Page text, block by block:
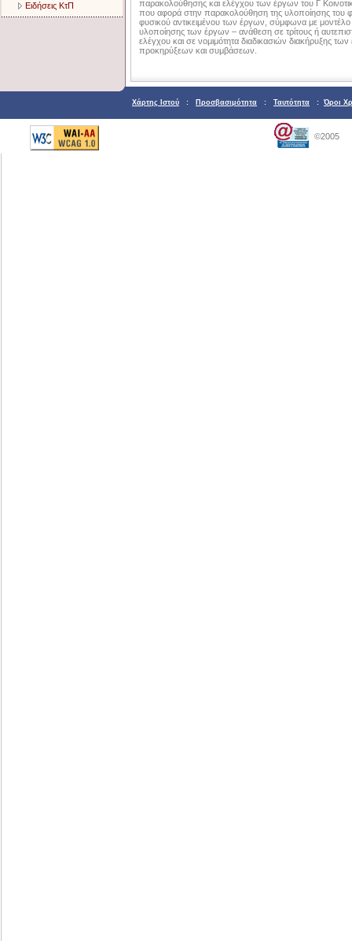
Ειδήσεις ΚτΠ
παρακολούθησης και ελέγχου των έργων του Γ
που αφορά στην παρακολούθηση της υλοποίησης του
φυσικού αντικειμένου των έργων, σύμφωνα με
υλοποίησης των έργων – ανάθεση σε τρίτους ή
ελέγχου και σε νομιμότητα διαδικασιών διακήρυξης
προκηρύξεων και συμβάσεων.
Χάρτης Ιστού : Προσβασιμότητα : Ταυτότητα : Όροι
©2005